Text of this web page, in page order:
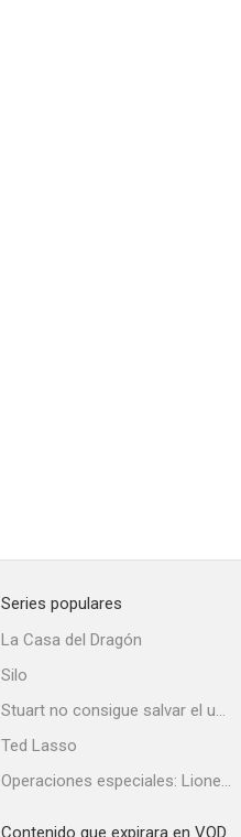
Series populares
La Casa del Dragón
Silo
Stuart no consigue salvar el universo
Ted Lasso
Operaciones especiales: Lioness
Contenido que expirara en VOD